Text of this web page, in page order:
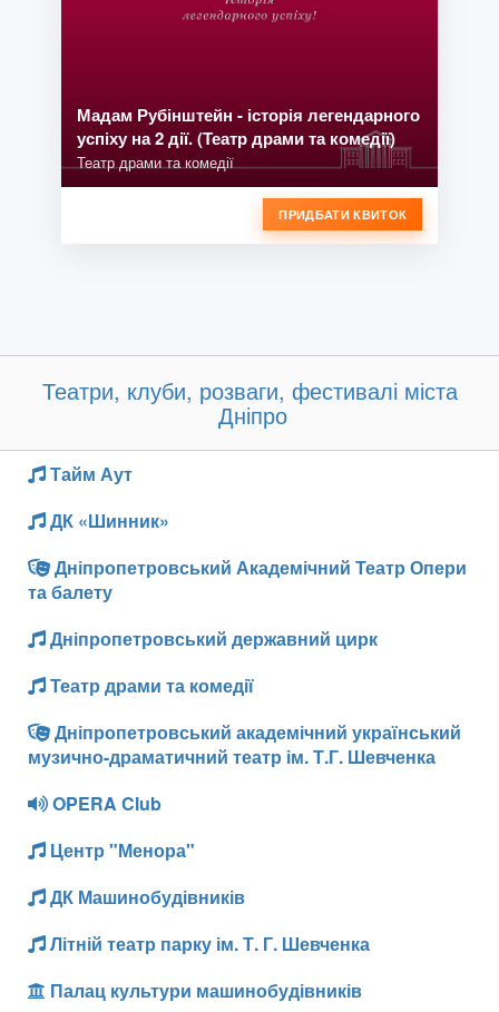
Мадам Рубінштейн - історія легендарного
успіху на 2 дії. (Театр драми та комедії)
Театр драми та комедії
ПРИДБАТИ КВИТОК
Театри, клуби, розваги, фестивалі міста
Дніпро
Тайм Аут
ДК «Шинник»
Дніпропетровський Академічний Театр Опери
та балету
Дніпропетровський державний цирк
Театр драми та комедії
Дніпропетровський академічний український
музично-драматичний театр ім. Т.Г. Шевченка
OPERA Club
Центр "Менора"
ДК Машинобудівників
Літній театр парку ім. Т. Г. Шевченка
Палац культури машинобудівників